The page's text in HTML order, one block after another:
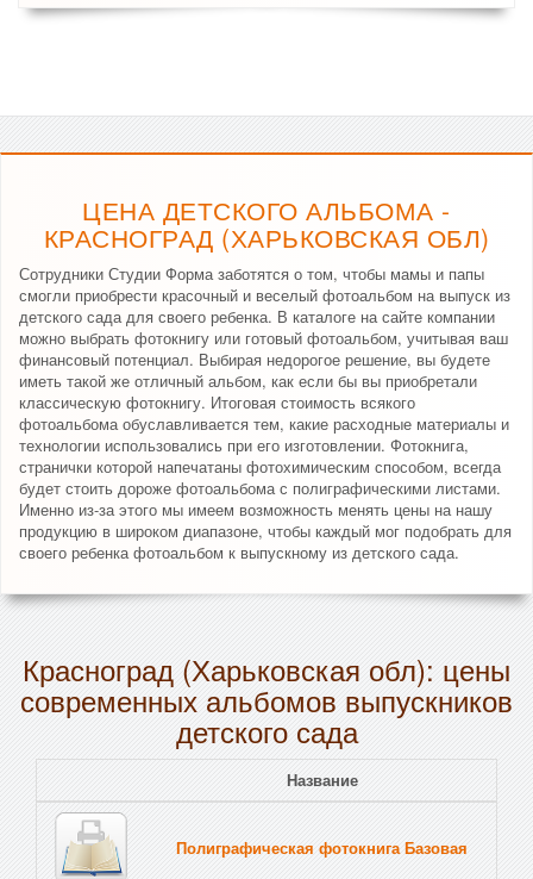
ЦЕНА ДЕТСКОГО АЛЬБОМА -
КРАСНОГРАД (ХАРЬКОВСКАЯ ОБЛ)
Сотрудники Студии Форма заботятся о том, чтобы мамы и папы
смогли приобрести красочный и веселый фотоальбом на выпуск из
детского сада для своего ребенка. В каталоге на сайте компании
можно выбрать фотокнигу или готовый фотоальбом, учитывая ваш
финансовый потенциал. Выбирая недорогое решение, вы будете
иметь такой же отличный альбом, как если бы вы приобретали
классическую фотокнигу. Итоговая стоимость всякого
фотоальбома обуславливается тем, какие расходные материалы и
технологии использовались при его изготовлении. Фотокнига,
странички которой напечатаны фотохимическим способом, всегда
будет стоить дороже фотоальбома с полиграфическими листами.
Именно из-за этого мы имеем возможность менять цены на нашу
продукцию в широком диапазоне, чтобы каждый мог подобрать для
своего ребенка фотоальбом к выпускному из детского сада.
Красноград (Харьковская обл): цены
современных альбомов выпускников
детского сада
Название
Полиграфическая фотокнига Базовая